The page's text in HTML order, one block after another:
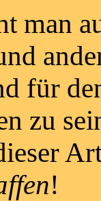
man
für
zu
!